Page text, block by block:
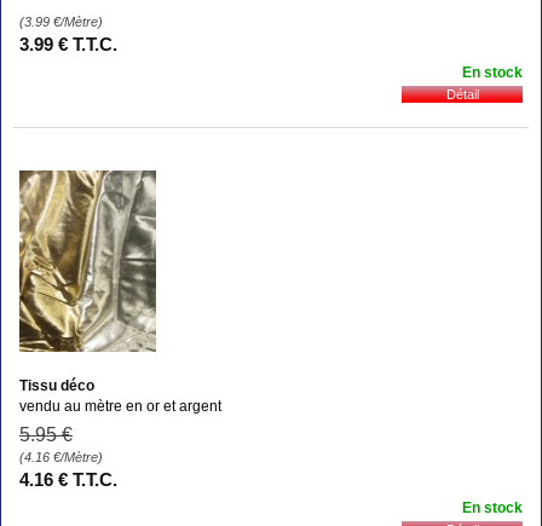
(3.99 €/Mètre)
3.99 € T.T.C.
En stock
Tissu déco
vendu au mètre en or et argent
5.95 €
(4.16 €/Mètre)
4.16 € T.T.C.
En stock